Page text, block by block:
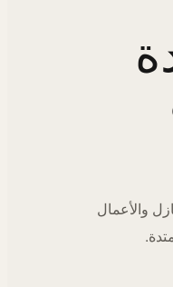
1 لتر للمنازل والأعمال